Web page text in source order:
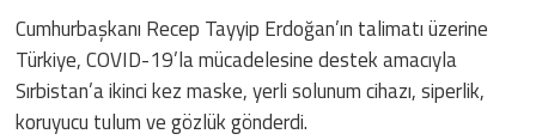
Cumhurbaşkanı Recep Tayyip Erdoğan’ın talimatı üzerine
Türkiye, COVID-19’la mücadelesine destek amacıyla
Sırbistan’a ikinci kez maske, yerli solunum cihazı, siperlik,
koruyucu tulum ve gözlük gönderdi.